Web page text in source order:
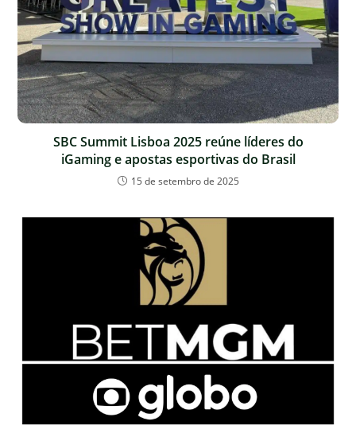
SBC Summit Lisboa 2025 reúne líderes do
iGaming e apostas esportivas do Brasil
15 de setembro de 2025